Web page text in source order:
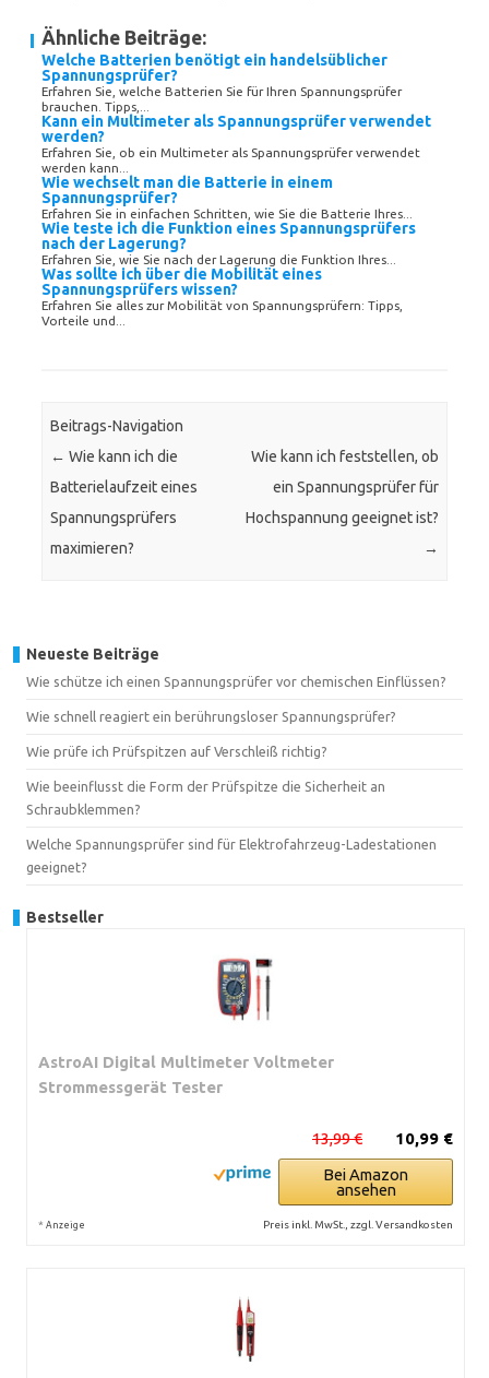
Ähnliche Beiträge:
Welche Batterien benötigt ein handelsüblicher
Spannungsprüfer?
Erfahren Sie, welche Batterien Sie für Ihren Spannungsprüfer
brauchen. Tipps,...
Kann ein Multimeter als Spannungsprüfer verwendet
werden?
Erfahren Sie, ob ein Multimeter als Spannungsprüfer verwendet
werden kann...
Wie wechselt man die Batterie in einem
Spannungsprüfer?
Erfahren Sie in einfachen Schritten, wie Sie die Batterie Ihres...
Wie teste ich die Funktion eines Spannungsprüfers
nach der Lagerung?
Erfahren Sie, wie Sie nach der Lagerung die Funktion Ihres...
Was sollte ich über die Mobilität eines
Spannungsprüfers wissen?
Erfahren Sie alles zur Mobilität von Spannungsprüfern: Tipps,
Vorteile und...
Beitrags-Navigation
← Wie kann ich die
Batterielaufzeit eines
Spannungsprüfers
maximieren?
Wie kann ich feststellen, ob
ein Spannungsprüfer für
Hochspannung geeignet ist?
→
Neueste Beiträge
Wie schütze ich einen Spannungsprüfer vor chemischen Einflüssen?
Wie schnell reagiert ein berührungsloser Spannungsprüfer?
Wie prüfe ich Prüfspitzen auf Verschleiß richtig?
Wie beeinflusst die Form der Prüfspitze die Sicherheit an
Schraubklemmen?
Welche Spannungsprüfer sind für Elektrofahrzeug-Ladestationen
geeignet?
Bestseller
AstroAI Digital Multimeter Voltmeter
Strommessgerät Tester
10,99 €
13,99 €
Bei Amazon
ansehen
* Anzeige Preis inkl. MwSt., zzgl. Versandkosten